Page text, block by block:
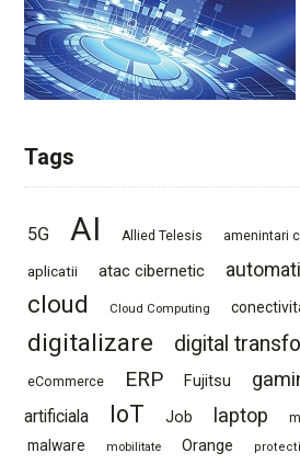
Tags
5G AI Allied Telesis amenintari
aplicatii atac cibernetic
cloud Cloud Computing
digitalizare digital
eCommerce ERP Fujitsu
artificiala
IoT Job laptop
malware mobilitate Orange